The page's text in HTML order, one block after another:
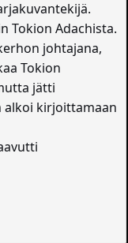
Tokion Adachista.
johtajana,
Tokion
jätti
alkoi kirjoittamaan